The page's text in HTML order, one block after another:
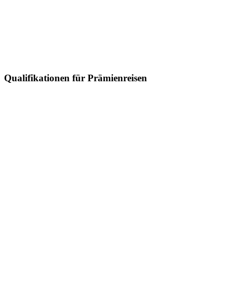
Qualifikationen für Prämienreisen